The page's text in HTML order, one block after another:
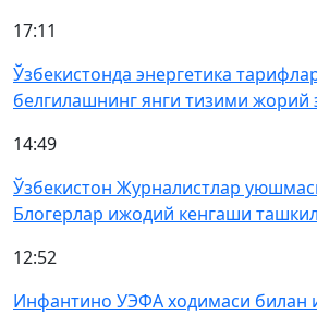
17:11
Ўзбекистонда энергетика
белгилашнинг янги тизими жорий
14:49
Ўзбекистон Журналистлар
Блогерлар ижодий кенгаши
12:52
Инфантино УЭФА ходимаси билан